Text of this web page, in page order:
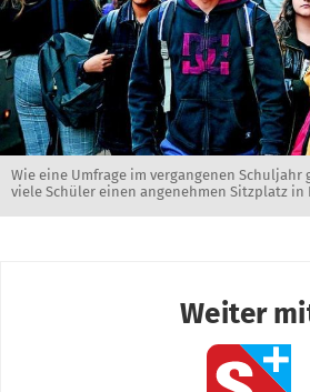
Wie eine Umfrage im vergangenen Schuljahr
viele Schüler einen angenehmen Sitzplatz in